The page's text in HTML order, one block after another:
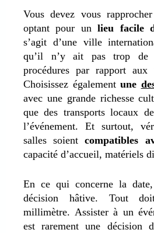
Vous devez vous
optant pour unlieu facile
s’agit d’une ville
qu’il n’y ait pas trop de
procédures par rapport aux
Choisissez également une
avec une grande richesse
que des transports locaux
l’événement. Et surtout,
salles soientcompatibles
capacité d’accueil, matériels
En ce qui concerne la
décision hâtive. Tout
millimètre. Assister à un
est rarement une décision